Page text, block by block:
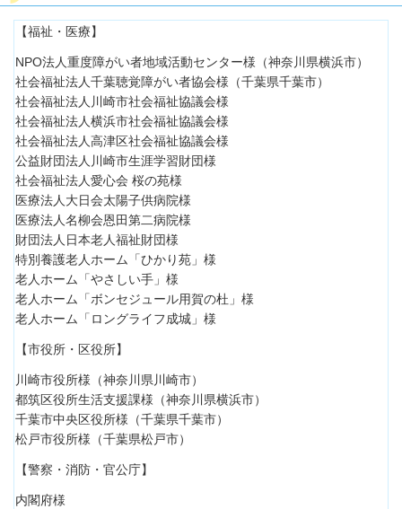
【福祉・医療】
NPO法人重度障がい者地域活動センター様（神奈川県横浜市）
社会福祉法人千葉聴覚障がい者協会様（千葉県千葉市）
社会福祉法人川崎市社会福祉協議会様
社会福祉法人横浜市社会福祉協議会様
社会福祉法人高津区社会福祉協議会様
公益財団法人川崎市生涯学習財団様
社会福祉法人愛心会 桜の苑様
医療法人大日会太陽子供病院様
医療法人名柳会恩田第二病院様
財団法人日本老人福祉財団様
特別養護老人ホーム「ひかり苑」様
老人ホーム「やさしい手」様
老人ホーム「ボンセジュール用賀の杜」様
老人ホーム「ロングライフ成城」様
【市役所・区役所】
川崎市役所様（神奈川県川崎市）
都筑区役所生活支援課様（神奈川県横浜市）
千葉市中央区役所様（千葉県千葉市）
松戸市役所様（千葉県松戸市）
【警察・消防・官公庁】
内閣府様